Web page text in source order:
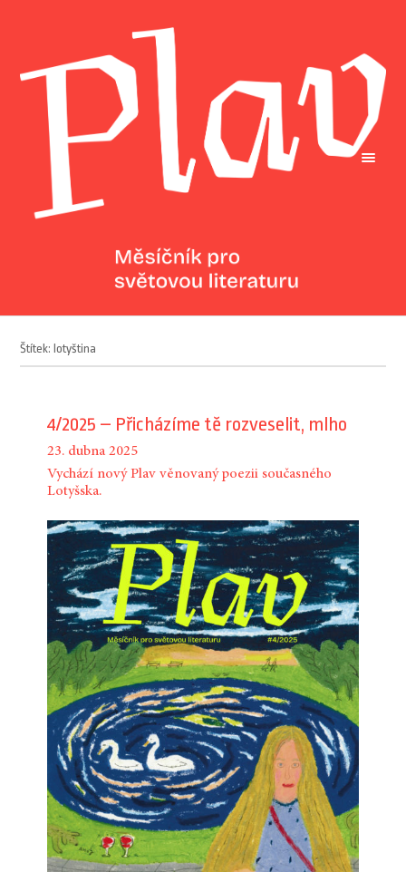
Štítek: lotyština
4/2025 – Přicházíme tě rozveselit, mlho
23. dubna 2025
Vychází nový Plav věnovaný poezii současného
Lotyšska.